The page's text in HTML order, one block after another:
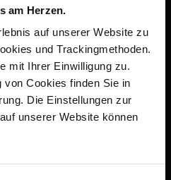
am Herzen.
auf unserer Website zu
und Trackingmethoden.
mit Ihrer Einwilligung zu.
von Cookies finden Sie in
Die Einstellungen zur
unserer Website können